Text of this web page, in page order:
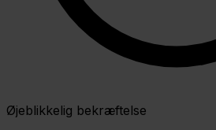
Øjeblikkelig bekræftelse